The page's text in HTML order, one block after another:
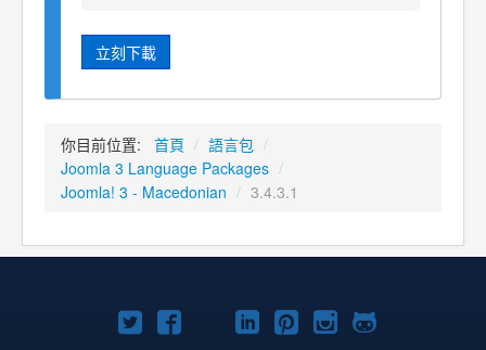
立刻下載
你目前位置: 首頁 / 語言包 /
Joomla 3 Language Packages /
Joomla! 3 - Macedonian / 3.4.3.1
TwitterFacebookYouTube
Linkedln
Pinterest
Instagram
GitHub